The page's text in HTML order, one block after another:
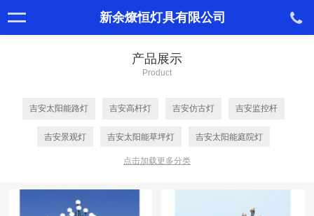
新余燎恒灯具有限公司
产品展示
Product
吉安太阳能路灯 吉安高杆灯 吉安仿古灯 吉安监控杆
吉安景观灯 吉安太阳能草坪灯 吉安太阳能庭院灯
吉安信号灯 吉安组合灯
点击加载更多分类